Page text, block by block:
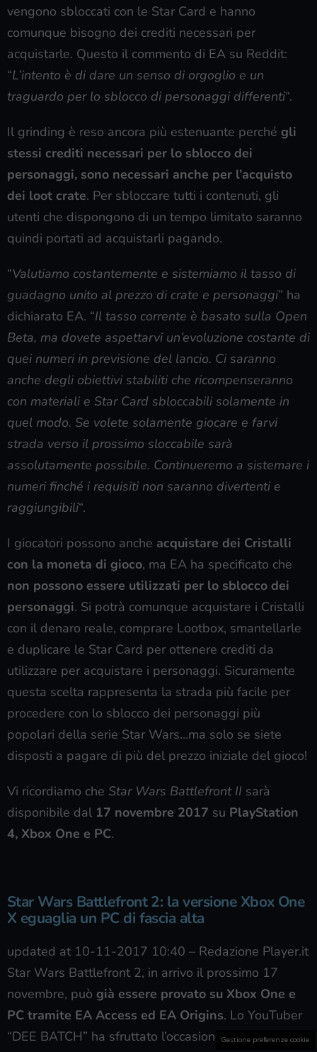
vengono sbloccati con le Star Card e hanno
comunque bisogno dei crediti necessari per
acquistarle. Questo il commento di EA su Reddit:
“L’intento è di dare un senso di orgoglio e un
traguardo per lo sblocco di personaggi differenti“.
Il grinding è reso ancora più estenuante perché gli
stessi crediti necessari per lo sblocco dei
personaggi, sono necessari anche per l’acquisto
dei loot crate. Per sbloccare tutti i contenuti, gli
utenti che dispongono di un tempo limitato saranno
quindi portati ad acquistarli pagando.
“Valutiamo costantemente e sistemiamo il tasso di
guadagno unito al prezzo di crate e personaggi” ha
dichiarato EA. “Il tasso corrente è basato sulla Open
Beta, ma dovete aspettarvi un’evoluzione costante di
quei numeri in previsione del lancio. Ci saranno
anche degli obiettivi stabiliti che ricompenseranno
con materiali e Star Card sbloccabili solamente in
quel modo. Se volete solamente giocare e farvi
strada verso il prossimo sloccabile sarà
assolutamente possibile. Continueremo a sistemare i
numeri finché i requisiti non saranno divertenti e
raggiungibili“.
I giocatori possono anche acquistare dei Cristalli
con la moneta di gioco, ma EA ha specificato che
non possono essere utilizzati per lo sblocco dei
personaggi. Si potrà comunque acquistare i Cristalli
con il denaro reale, comprare Lootbox, smantellarle
e duplicare le Star Card per ottenere crediti da
utilizzare per acquistare i personaggi. Sicuramente
questa scelta rappresenta la strada più facile per
procedere con lo sblocco dei personaggi più
popolari della serie Star Wars…ma solo se siete
disposti a pagare di più del prezzo iniziale del gioco!
Vi ricordiamo che Star Wars Battlefront II sarà
disponibile dal 17 novembre 2017 su PlayStation
4, Xbox One e PC.
Star Wars Battlefront 2: la versione Xbox One
X eguaglia un PC di fascia alta
updated at 10-11-2017 10:40 – Redazione Player.it
Star Wars Battlefront 2, in arrivo il prossimo 17
novembre, può già essere provato su Xbox One e
PC tramite EA Access ed EA Origins. Lo YouTuber
“DEE BATCH” ha sfruttato l’occasione pertestare le
Gestione preferenze cookie